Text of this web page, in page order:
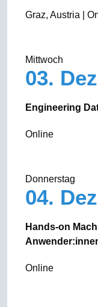
Graz, Austria |
Mittwoch
03. Dez
Engineering
Online
Donnerstag
04. Dez
Hands-on
Online